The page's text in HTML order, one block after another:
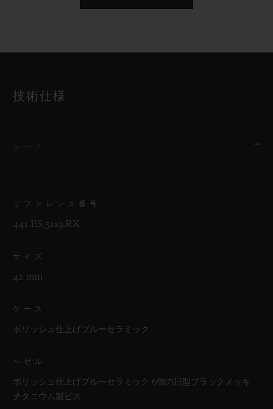
技術仕様
リファレンス番号
441.ES.5119.RX
サイズ
42 mm
ケース
ポリッシュ仕上げブルーセラミック
ベゼル
ポリッシュ仕上げブルーセラミック 6個のH型ブラックメッキ
チタニウム製ビス